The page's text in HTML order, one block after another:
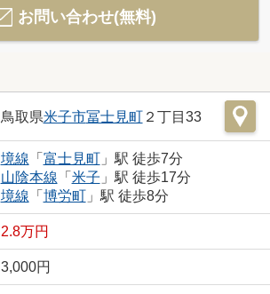
お問い合わせ(無料)
鳥取県米子市冨士見町２丁目33
境線 「 富士見町」駅 徒歩7分
山陰本線 「 米子 」駅 徒歩17分
境線 「 博労町」駅 徒歩8分
2.8万円
3,000円